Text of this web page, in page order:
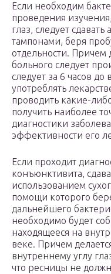
Если необходим
проведения
глаз, следует
тампонами, беря
отдельности. Причем
больного следует
следует за 6 часов
употреблять
проводить какие-
получить наиболее
диагностики
эффективности его
Если проходит
конъюнктивита,
использованием
помощи которого
дальнейшего
необходимо будет
находящееся на
веке. Причем
внутреннему углу
что ресницы не